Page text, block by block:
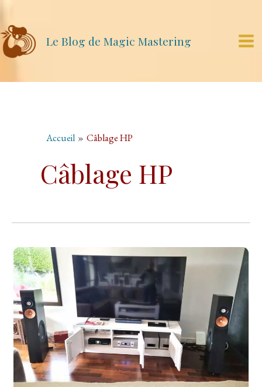
contenu
Le Blog de Magic Mastering
Accueil Câblage HP
Câblage HP